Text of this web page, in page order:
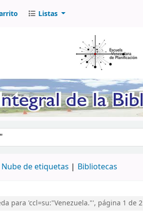
Listas
por palabra clave
Nube de etiquetas Bibliotecas
para 'ccl=su:"Venezuela."', página 1 de 2